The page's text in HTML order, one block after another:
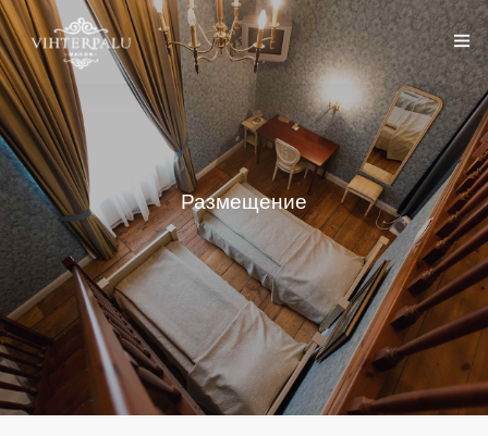
титульный лист
Вихтерпалуn Усадьба
Сервисы
Организовать мероприятие
галерея
Контакт
Русский Размещение